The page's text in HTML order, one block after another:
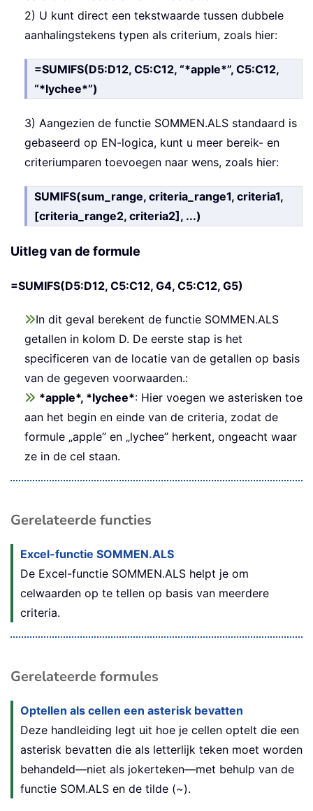
2) U kunt direct een tekstwaarde tussen dubbele
aanhalingstekens typen als criterium, zoals hier:
=SUMIFS(D5:D12, C5:C12, “*apple*”, C5:C12,
“*lychee*”)
3) Aangezien de functie SOMMEN.ALS standaard is
gebaseerd op EN-logica, kunt u meer bereik- en
criteriumparen toevoegen naar wens, zoals hier:
SUMIFS(sum_range, criteria_range1, criteria1,
[criteria_range2, criteria2], ...)
Uitleg van de formule
=SUMIFS(D5:D12, C5:C12, G4, C5:C12, G5)
In dit geval berekent de functie SOMMEN.ALS
getallen in kolom D. De eerste stap is het
specificeren van de locatie van de getallen op basis
van de gegeven voorwaarden.:
*apple*, *lychee*: Hier voegen we asterisken toe
aan het begin en einde van de criteria, zodat de
formule „apple” en „lychee” herkent, ongeacht waar
ze in de cel staan.
Gerelateerde functies
Excel-functie SOMMEN.ALS
De Excel-functie SOMMEN.ALS helpt je om
celwaarden op te tellen op basis van meerdere
criteria.
Gerelateerde formules
Optellen als cellen een asterisk bevatten
Deze handleiding legt uit hoe je cellen optelt die een
asterisk bevatten die als letterlijk teken moet worden
behandeld—niet als jokerteken—met behulp van de
functie SOM.ALS en de tilde (~).